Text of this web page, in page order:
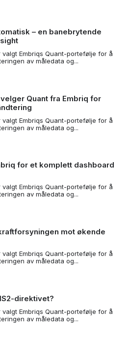
– en banebrytende
valgt Embriqs Quant-portefølje for å
av måledata og...
Quant fra Embriq for
valgt Embriqs Quant-portefølje for å
av måledata og...
for et komplett dashboard
valgt Embriqs Quant-portefølje for å
av måledata og...
mot økende
valgt Embriqs Quant-portefølje for å
av måledata og...
direktivet?
valgt Embriqs Quant-portefølje for å
av måledata og...